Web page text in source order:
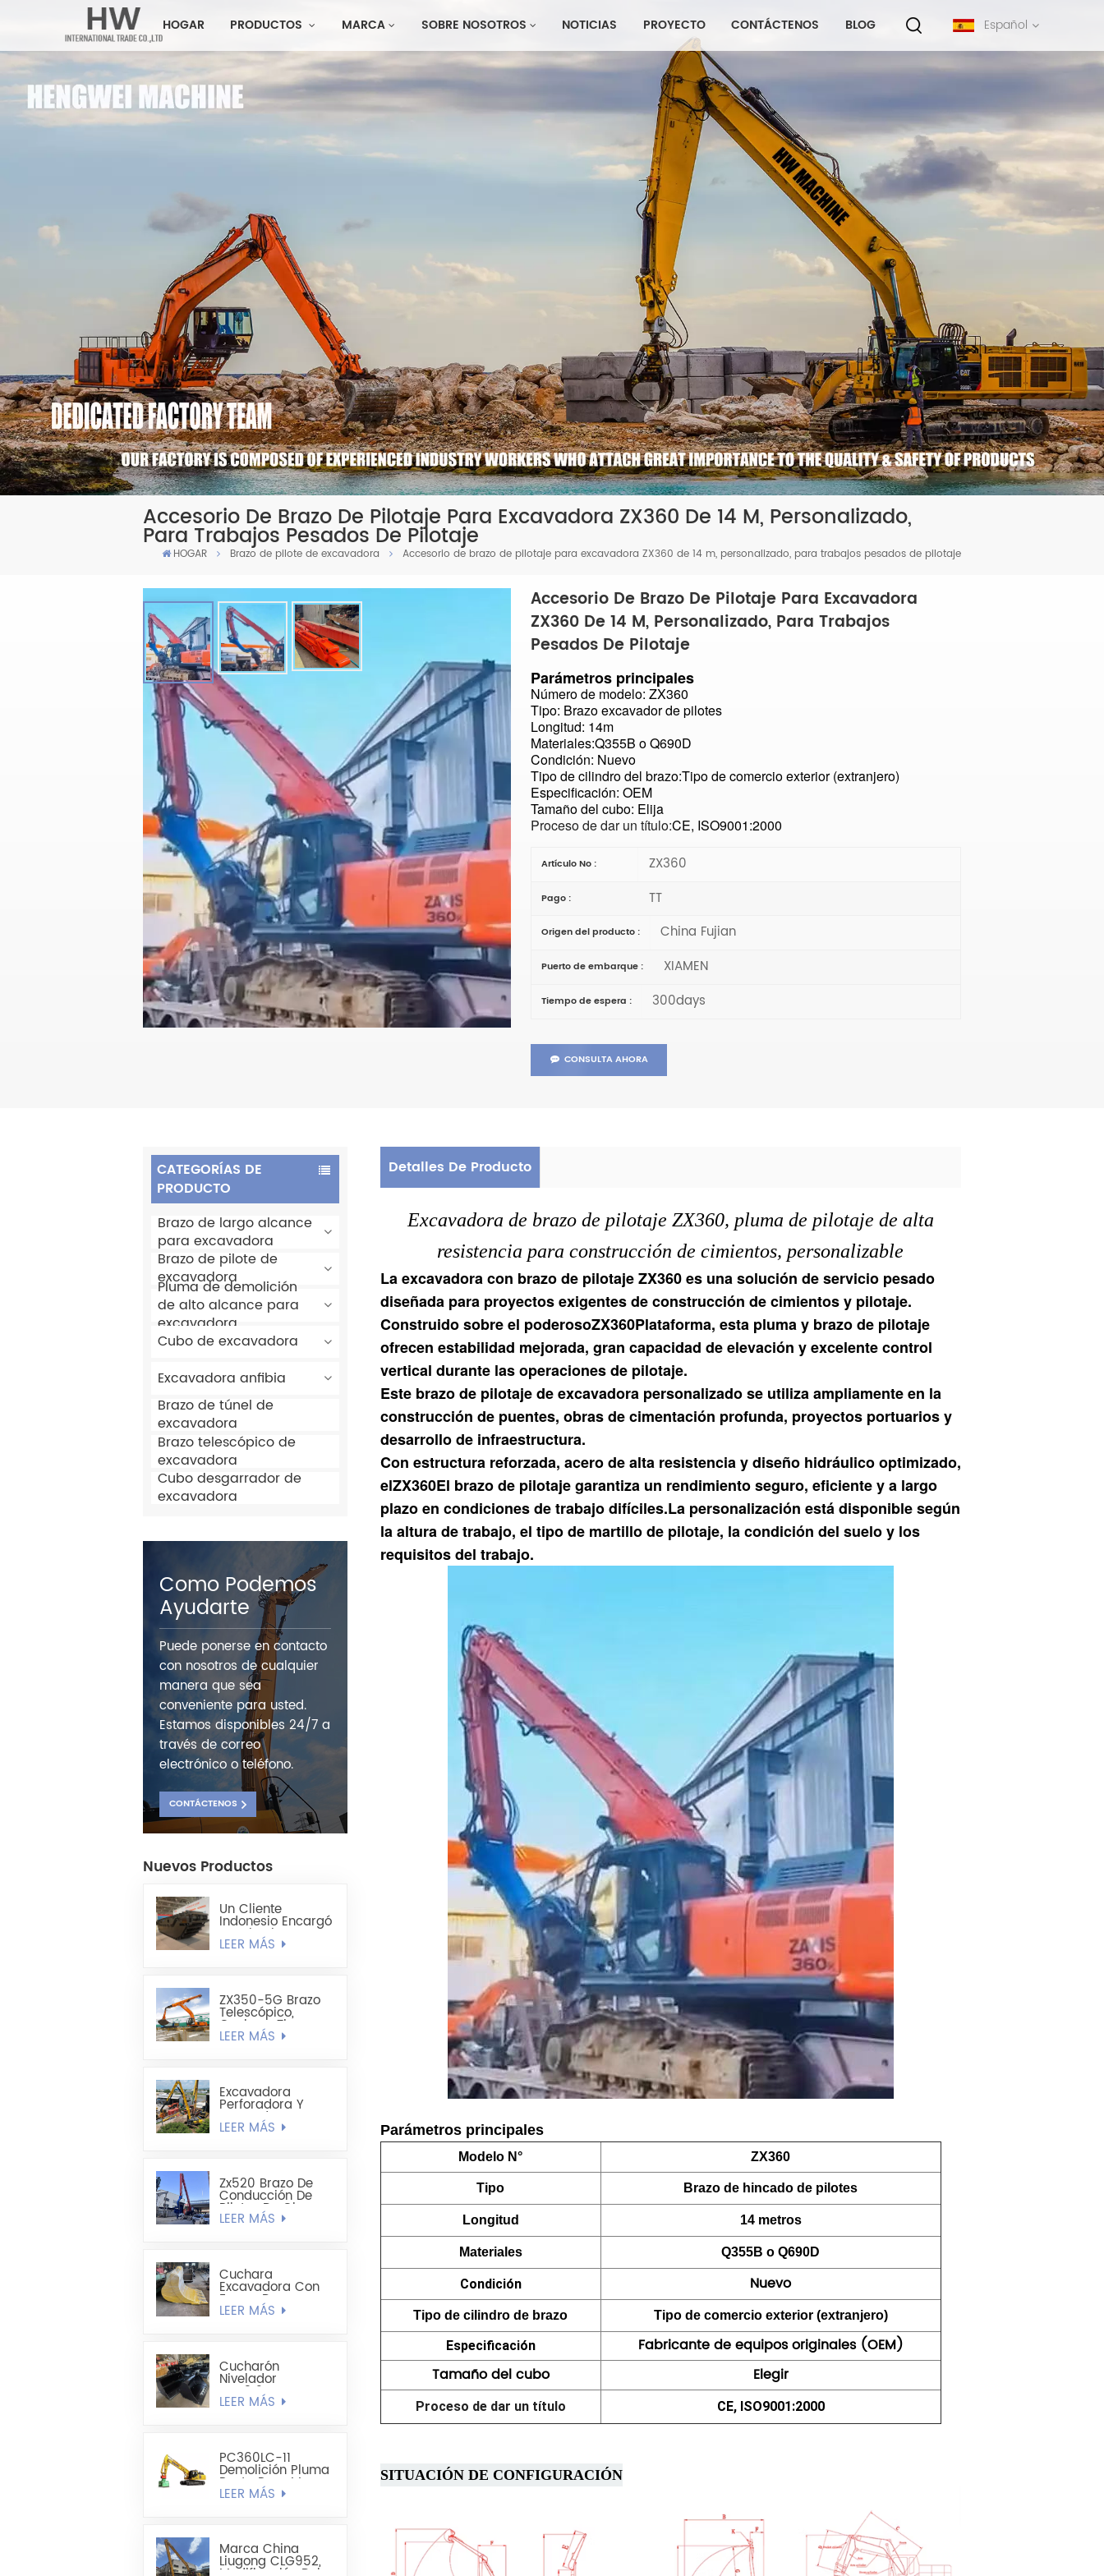
HOGAR PRODUCTOS MARCA SOBRE NOSOTROS NOTICIAS PROYECTO CONTÁCTENOS BLOG Español
français
русский
español
português
Accesorio De Brazo De Pilotaje Para Excavadora ZX360 De 14 M, Personalizado,
Para Trabajos Pesados ​​de Pilotaje
HOGAR Brazo de pilote de excavadora Accesorio de brazo de pilotaje para excavadora ZX360 de 14 m, personalizado, para trabajos pesados ​​de pilotaje
Accesorio De Brazo De Pilotaje Para Excavadora
ZX360 De 14 M, Personalizado, Para Trabajos
Pesados ​​de Pilotaje
Parámetros principales
Número de modelo: ZX360
Tipo: Brazo excavador de pilotes
Longitud: 14m
Materiales:Q355B o Q690D
Condición: Nuevo
Tipo de cilindro del brazo:Tipo de comercio exterior (extranjero)
Especificación: OEM
Tamaño del cubo: Elija
Proceso de dar un título:CE, ISO9001:2000
Artículo No : ZX360
Pago : TT
Origen del producto : China Fujian
Puerto de embarque : XIAMEN
Tiempo de espera : 300days
CONSULTA AHORA
CATEGORÍAS DE
PRODUCTO
Brazo de largo alcance
para excavadora
Brazo de pilote de
excavadora
Pluma de demolición
de alto alcance para
excavadora
Cubo de excavadora
Excavadora anfibia
Brazo de túnel de
excavadora
Brazo telescópico de
excavadora
Cubo desgarrador de
excavadora
Como Podemos
Ayudarte
Puede ponerse en contacto
con nosotros de cualquier
manera que sea
conveniente para usted.
Estamos disponibles 24/7 a
través de correo
electrónico o teléfono.
CONTÁCTENOS
Nuevos Productos
Un Cliente
Indonesio Encargó
Un Chasis De
Excavadora
LEER MÁS
ZX350-5G Brazo
Telescópico,
Cuchara Tipo
Concha Liviana De
LEER MÁS
Excavadora
Perforadora Y
Retenedora De
Pilotes De Chapa
LEER MÁS
Zx520 Brazo De
Conducción De
Pilotes De Chapa
De Acero En
LEER MÁS
Cuchara
Excavadora Con
Forma De
Cucharón
LEER MÁS
Cucharón
Nivelador
CAT312C
CAT320DL De 1200
LEER MÁS
PC360LC-11
Demolición Pluma
Recta Para Mayor
Alcance
LEER MÁS
Marca China
Liugong CLG952,
Detalles De Producto
Excavadora de brazo de pilotaje ZX360, pluma de pilotaje de alta
resistencia para construcción de cimientos, personalizable
La excavadora con brazo de pilotaje ZX360 es una solución de servicio pesado
diseñada para proyectos exigentes de construcción de cimientos y pilotaje.
Construido sobre el poderosoZX360Plataforma, esta pluma y brazo de pilotaje
ofrecen estabilidad mejorada, gran capacidad de elevación y excelente control
vertical durante las operaciones de pilotaje.
Este brazo de pilotaje de excavadora personalizado se utiliza ampliamente en la
construcción de puentes, obras de cimentación profunda, proyectos portuarios y
desarrollo de infraestructura.
Con estructura reforzada, acero de alta resistencia y diseño hidráulico optimizado,
elZX360El brazo de pilotaje garantiza un rendimiento seguro, eficiente y a largo
plazo en condiciones de trabajo difíciles.La personalización está disponible según
la altura de trabajo, el tipo de martillo de pilotaje, la condición del suelo y los
requisitos del trabajo.
Parámetros principales
Modelo N° ZX360
Tipo Brazo de hincado de pilotes
Longitud 14 metros
Materiales Q355B o Q690D
Condición Nuevo
Tipo de cilindro de brazo Tipo de comercio exterior (extranjero)
Especificación
Fabricante de equipos originales (OEM)
Tamaño del cubo
Elegir
Proceso de dar un título CE, ISO9001:2000
SITUACIÓN DE CONFIGURACIÓN